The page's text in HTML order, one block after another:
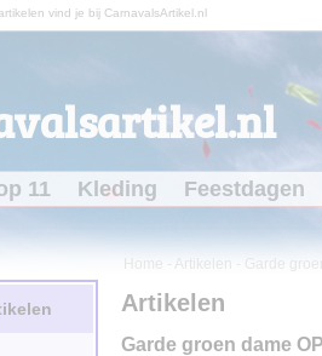
vind je bij CarnavalsArtikel.nl
11 Kleding Feestdagen
Home Artikelen Garde
Artikelen
Garde groen dame